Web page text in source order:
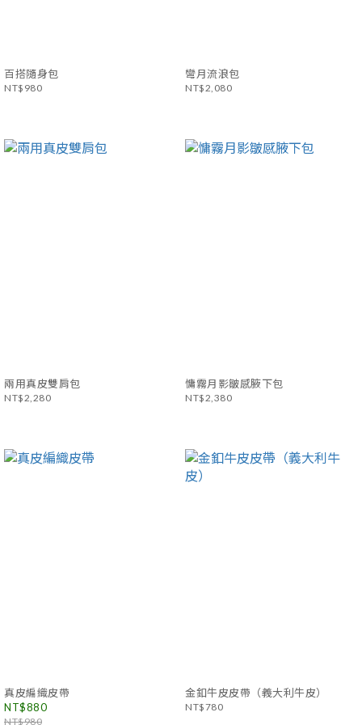
百搭隨身包
NT$980
彎月流浪包
NT$2,080
兩用真皮雙肩包
NT$2,280
慵霧月影皺感腋下包
NT$2,380
真皮編織皮帶
NT$880
NT$980
金釦牛皮皮帶（義大利牛皮）
NT$780